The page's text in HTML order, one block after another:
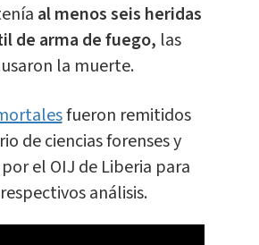
al menos seis heridas
de arma de fuego, las
la muerte.
fueron remitidos
de ciencias forenses y
el OIJ de Liberia para
análisis.